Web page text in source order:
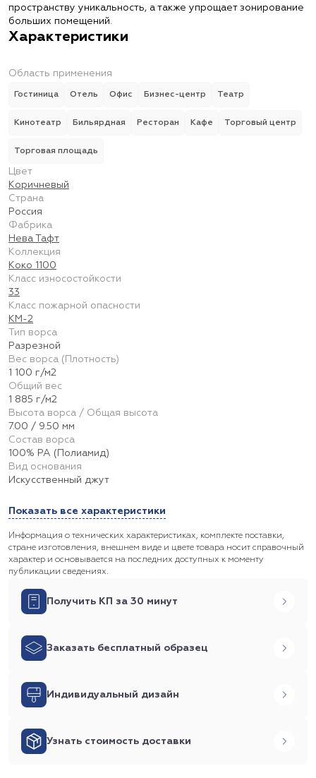
пространству уникальность, а также упрощает зонирование
больших помещений.
Характеристики
Область применения
Гостиница Отель Офис Бизнес-центр Театр
Кинотеатр Бильярдная Ресторан Кафе Торговый центр
Торговая площадь
Цвет
Коричневый
Страна
Россия
Фабрика
Нева Тафт
Коллекция
Коко 1100
Класс износостойкости
33
Класс пожарной опасности
КМ-2
Тип ворса
Разрезной
Вес ворса (Плотность)
1 100 г/м2
Общий вес
1 885 г/м2
Высота ворса / Общая высота
7.00 / 9.50 мм
Состав ворса
100% PA (Полиамид)
Вид основания
Искусственный джут
Показать все характеристики
Информация о технических характеристиках, комплекте поставки,
стране изготовления, внешнем виде и цвете товара носит справочный
характер и основывается на последних доступных к моменту
публикации сведениях.
Получить КП за 30 минут
Заказать бесплатный образец
Индивидуальный дизайн
Узнать стоимость доставки